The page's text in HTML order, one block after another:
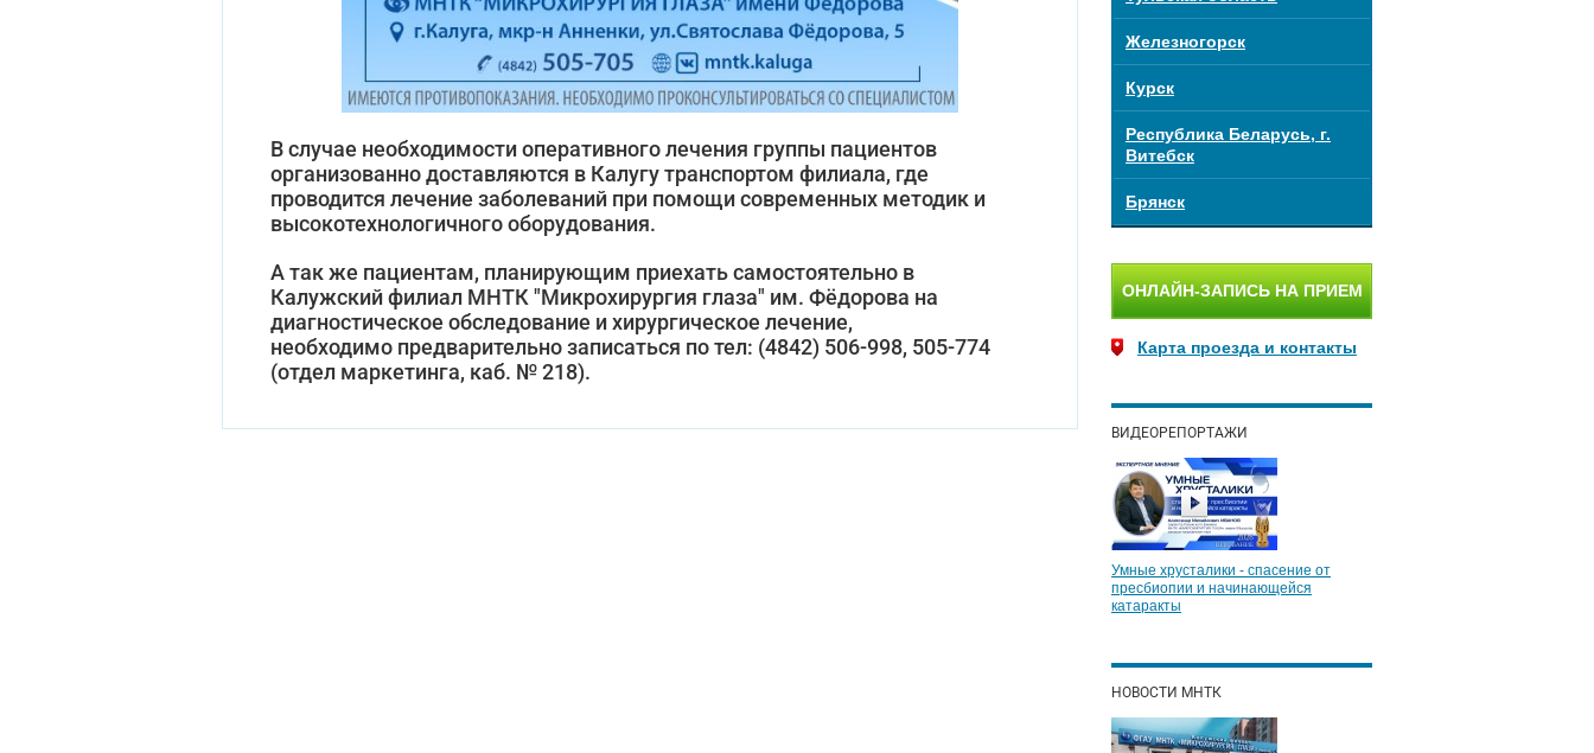
В случае необходимости оперативного лечения группы пациентов
организованно доставляются в Калугу транспортом филиала, где
проводится лечение заболеваний при помощи современных методик и
высокотехнологичного оборудования.
А так же пациентам, планирующим приехать самостоятельно в
Калужский филиал МНТК "Микрохирургия глаза" им. Фёдорова на
диагностическое обследование и хирургическое лечение,
необходимо предварительно записаться по тел: (4842) 506-998, 505-774
(отдел маркетинга, каб. № 218).
Железногорск
Курск
Республика Беларусь, г.
Витебск
Брянск
ОНЛАЙН-ЗАПИСЬ НА ПРИЕМ
Карта проезда и контакты
ВИДЕОРЕПОРТАЖИ
Умные хрусталики - спасение от
пресбиопии и начинающейся
катаракты
НОВОСТИ МНТК